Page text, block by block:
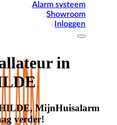
Alarm systeem
Showroom
Inloggen
in
MijnHuisalarm
verder!